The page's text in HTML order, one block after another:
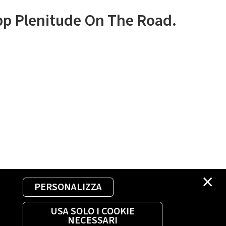
×
PERSONALIZZA
USA SOLO I COOKIE
NECESSARI
Plenitude On The Road.